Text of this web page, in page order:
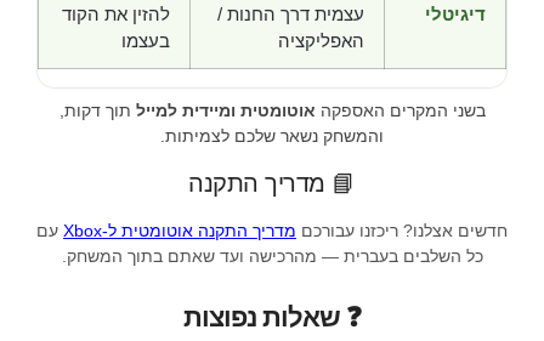
דיגיטלי
עצמית דרך החנות /
האפליקציה
להזין את הקוד
בעצמו
בשני המקרים האספקה אוטומטית ומיידית למייל תוך דקות,
והמשחק נשאר שלכם לצמיתות.
📘 מדריך התקנה
חדשים אצלנו? ריכזנו עבורכם מדריך התקנה אוטומטית ל-Xbox
עם
כל השלבים בעברית — מהרכישה ועד שאתם בתוך המשחק.
❓ שאלות נפוצות